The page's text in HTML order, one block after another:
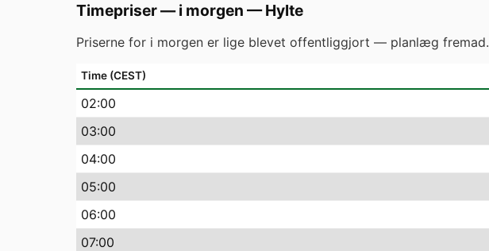
Timepriser — i morgen —Hylte
Priserne for i morgen er lige blevet offentliggjort — planlæg fremad.
Time (CEST)
02:00
03:00
04:00
05:00
06:00
07:00